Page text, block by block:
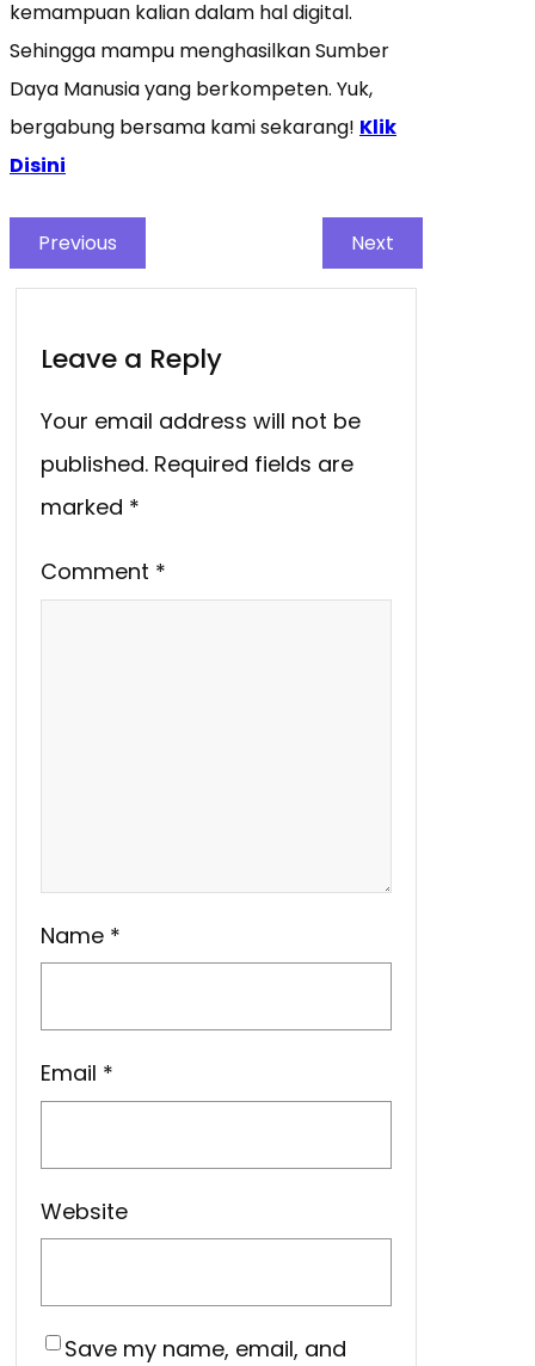
kemampuan kalian dalam hal digital.
Sehingga mampu menghasilkan Sumber
Daya Manusia yang berkompeten. Yuk,
bergabung bersama kami sekarang! Klik
Disini
Previous Next
Leave a Reply
Your email address will not be
published. Required fields are
marked *
Comment *
Name *
Email *
Website
Save my name, email, and